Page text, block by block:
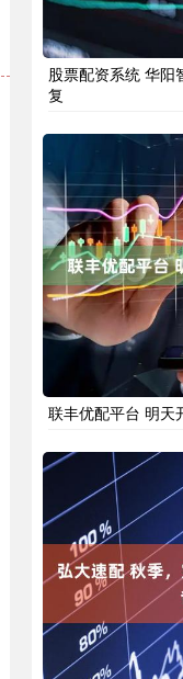
股票配资系统 华阳
复
联丰优配平台 明